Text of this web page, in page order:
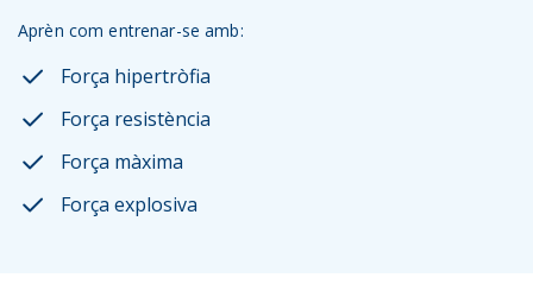
Aprèn com entrenar-se amb:
Força hipertròfia
Força resistència
Força màxima
Força explosiva